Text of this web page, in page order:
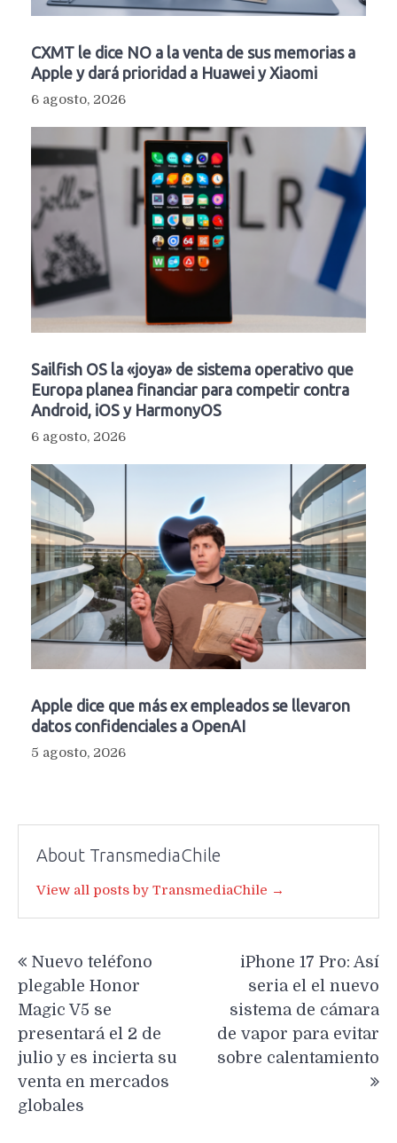
CXMT le dice NO a la venta de sus memorias a
Apple y dará prioridad a Huawei y Xiaomi
6 agosto, 2026
Sailfish OS la «joya» de sistema operativo que
Europa planea financiar para competir contra
Android, iOS y HarmonyOS
6 agosto, 2026
Apple dice que más ex empleados se llevaron
datos confidenciales a OpenAI
5 agosto, 2026
About TransmediaChile
View all posts by TransmediaChile →
de
entradas
Nuevo teléfono
plegable Honor
Magic V5 se
presentará el 2 de
julio y es incierta su
venta en mercados
globales
iPhone 17 Pro: Así
seria el el nuevo
sistema de cámara
de vapor para evitar
sobre calentamiento